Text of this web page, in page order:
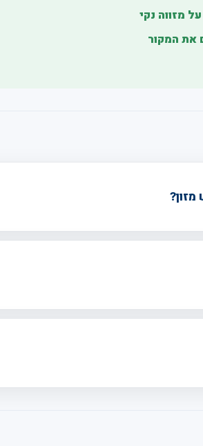
מזווה נקי
את המקור